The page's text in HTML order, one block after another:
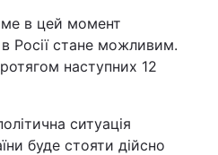
в цей момент
Росії стане можливим.
наступних 12
ситуація
буде стояти дійсно